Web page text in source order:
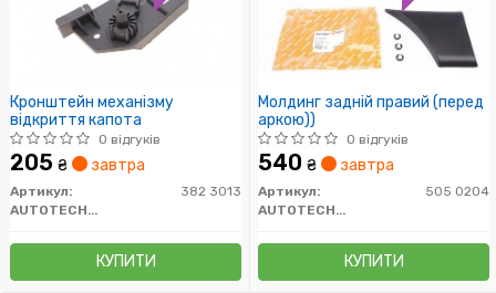
Кронштейн механізму
відкриття капота
0 відгуків
205 ₴ завтра
Артикул:
382 3013
AUTOTECHTEILE
КУПИТИ
Молдинг задній правий (перед
аркою))
0 відгуків
540 ₴ завтра
Артикул:
505 0204
AUTOTECHTEILE
КУПИТИ